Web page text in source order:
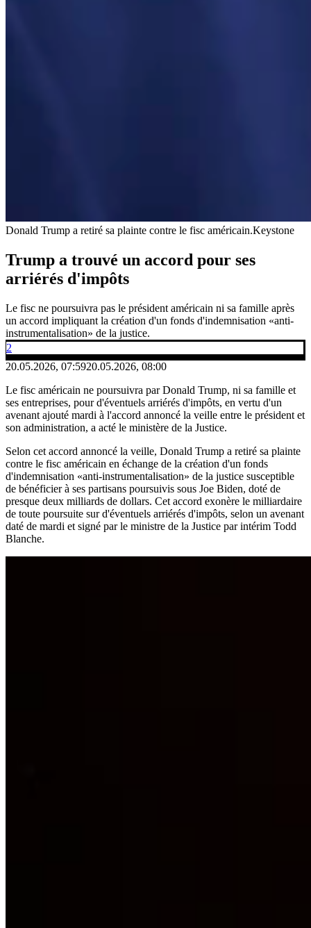
Donald Trump a retiré sa plainte contre le fisc américain.Keystone
Trump a trouvé un accord pour ses
arriérés d'impôts
Le fisc ne poursuivra pas le président américain ni sa famille après
un accord impliquant la création d'un fonds d'indemnisation «anti-
instrumentalisation» de la justice.
2
20.05.2026, 07:5920.05.2026, 08:00
Le fisc américain ne poursuivra par Donald Trump, ni sa famille et
ses entreprises, pour d'éventuels arriérés d'impôts, en vertu d'un
avenant ajouté mardi à l'accord annoncé la veille entre le président et
son administration, a acté le ministère de la Justice.
Selon cet accord annoncé la veille, Donald Trump a retiré sa plainte
contre le fisc américain en échange de la création d'un fonds
d'indemnisation «anti-instrumentalisation» de la justice susceptible
de bénéficier à ses partisans poursuivis sous Joe Biden, doté de
presque deux milliards de dollars. Cet accord exonère le milliardaire
de toute poursuite sur d'éventuels arriérés d'impôts, selon un avenant
daté de mardi et signé par le ministre de la Justice par intérim Todd
Blanche.